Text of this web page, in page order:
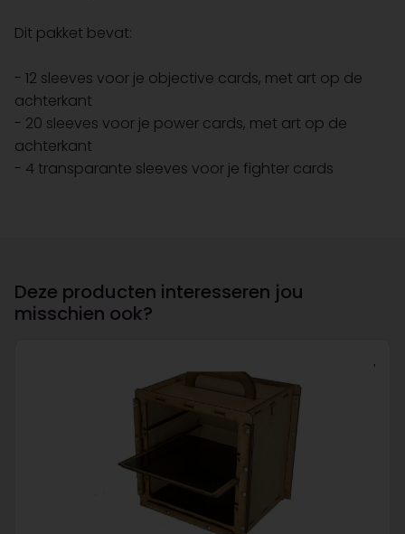
Dit pakket bevat:
- 12 sleeves voor je objective cards, met art op de
achterkant
- 20 sleeves voor je power cards, met art op de
achterkant
- 4 transparante sleeves voor je fighter cards
Deze producten interesseren jou
misschien ook?